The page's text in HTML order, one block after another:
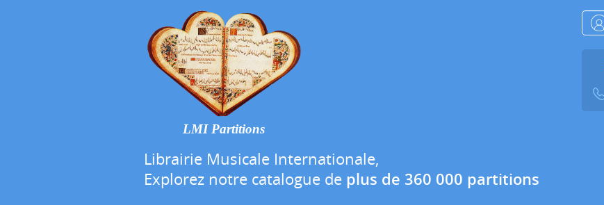
LMI Partitions
Librairie Musicale Internationale,
Explorez notre catalogue de plus de 360 000 partitions